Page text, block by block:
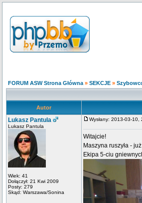
FORUM ASW Strona Główna » SEKCJE »
Autor
Lukasz Pantula
Lukasz Pantula
Wiek: 41
Dołączył: 21 Kwi 2009
Posty: 279
Skąd: Warszawa/Sonina
Wysłany: 2013-03-
Witajcie!
Maszyna ruszyła -
Ekipa 5-ciu